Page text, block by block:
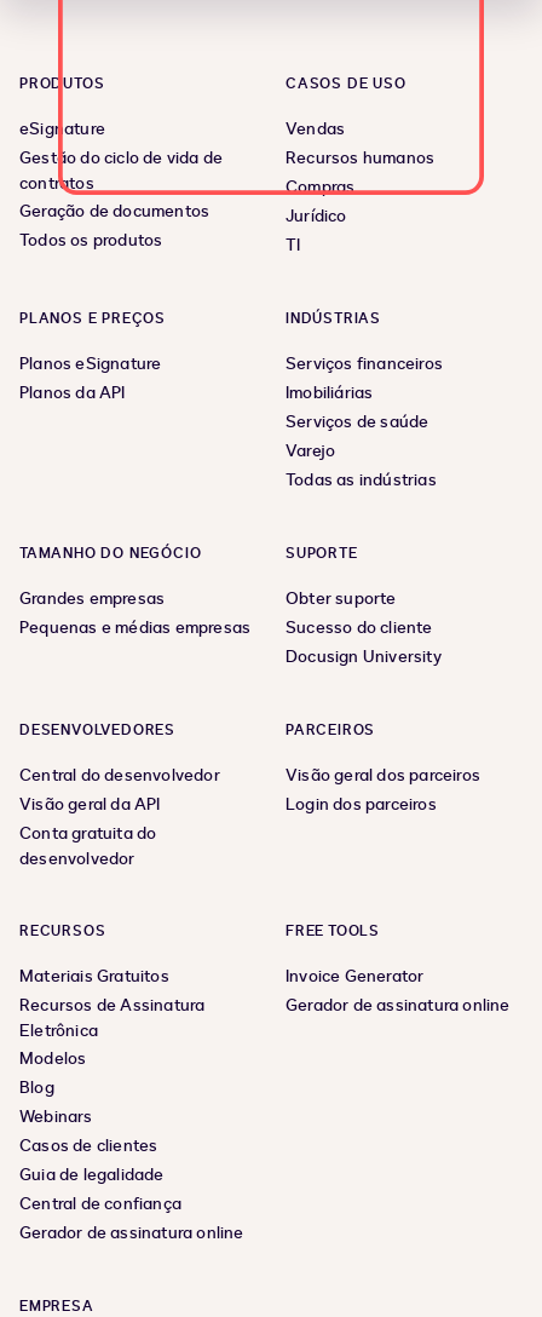
PRODUTOS
eSignature
Gestão do ciclo de vida de
contratos
Geração de documentos
Todos os produtos
CASOS DE USO
Vendas
Recursos humanos
Compras
Jurídico
TI
PLANOS E PREÇOS
Planos eSignature
Planos da API
INDÚSTRIAS
Serviços financeiros
Imobiliárias
Serviços de saúde
Varejo
Todas as indústrias
TAMANHO DO NEGÓCIO
Grandes empresas
Pequenas e médias empresas
SUPORTE
Obter suporte
Sucesso do cliente
Docusign University
DESENVOLVEDORES
Central do desenvolvedor
Visão geral da API
Conta gratuita do
desenvolvedor
PARCEIROS
Visão geral dos parceiros
Login dos parceiros
RECURSOS
Materiais Gratuitos
Recursos de Assinatura
Eletrônica
Modelos
Blog
Webinars
Casos de clientes
Guia de legalidade
Central de confiança
Gerador de assinatura online
FREE TOOLS
Invoice Generator
Gerador de assinatura online
EMPRESA